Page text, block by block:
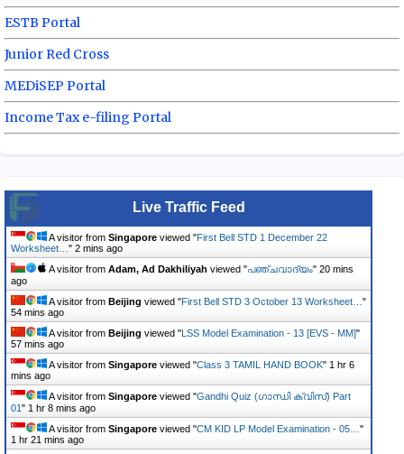
ESTB Portal
Junior Red Cross
MEDiSEP Portal
Income Tax e-filing Portal
Live Traffic Feed
A visitor from Singapore viewed "First Bell STD 1 December 22
Worksheet… " 2 mins ago
A visitor from Adam, Ad Dakhiliyah viewed "പഞ്ചവാദ്യം" 20 mins
ago
A visitor from Beijing viewed "First Bell STD 3 October 13 Worksheet… "
54 mins ago
A visitor from Beijing viewed "LSS Model Examination - 13 [EVS - MM]"
57 mins ago
A visitor from Singapore viewed "Class 3 TAMIL HAND BOOK" 1 hr 6
mins ago
A visitor from Singapore viewed "Gandhi Quiz (ഗാന്ധി ക്വിസ്) Part
01" 1 hr 8 mins ago
A visitor from Singapore viewed "CM KID LP Model Examination - 05… "
1 hr 21 mins ago